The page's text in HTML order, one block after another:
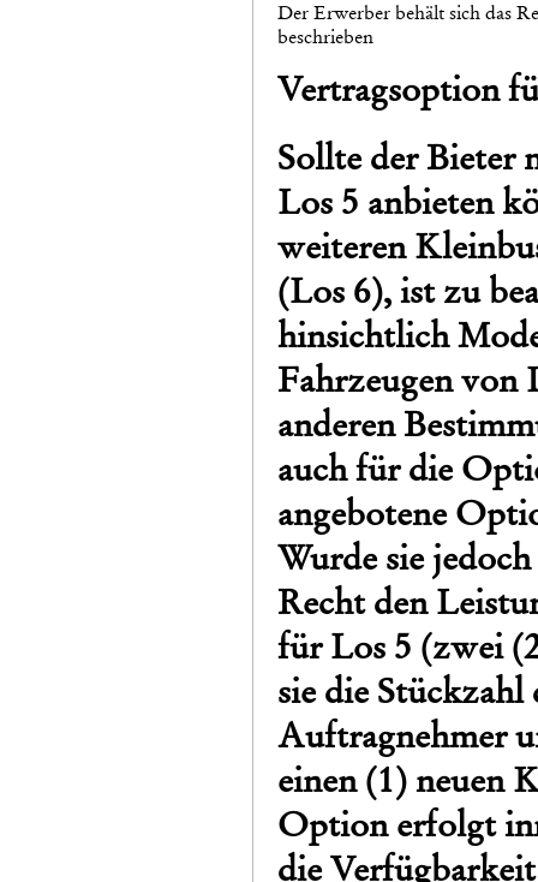
Der Erwerber behält sich das
beschrieben
Vertragsoption
Sollte der Bieter
Los 5 anbieten
weiteren
(Los 6), ist zu
hinsichtlich
Fahrzeugen von
anderen
auch für die
angebotene
Wurde sie
Recht den
für Los 5 (zwei
sie die
Auftragnehmer
einen (1) neuen
Option erfolgt
die